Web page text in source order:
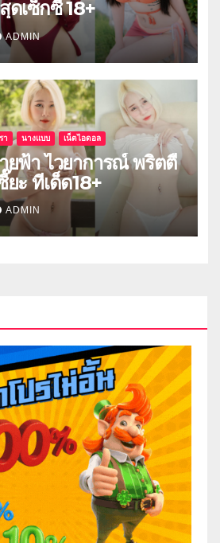
ดเซ็กซี่ 18+
ADMIN
า นางแบบ เน็ตไอดอล
ยฟ้า ไวยาการณ์ พริตตี้
ยะ ทีเด็ด18+
ADMIN